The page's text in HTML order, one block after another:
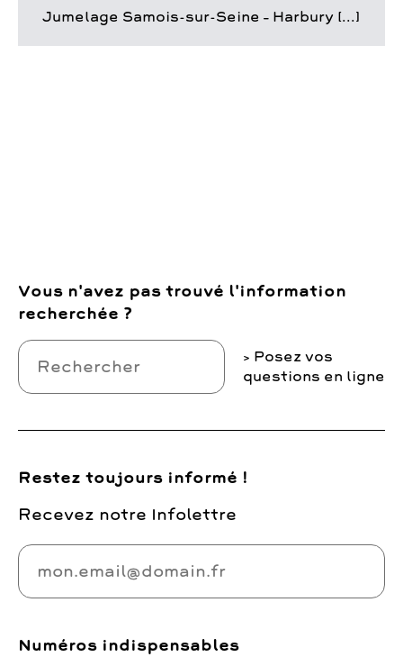
Jumelage Samois-sur-Seine – Harbury [...]
Vous n'avez pas trouvé l'information
recherchée ?
Posez vos
questions en ligne
Restez toujours informé !
Recevez notre Infolettre
Numéros indispensables